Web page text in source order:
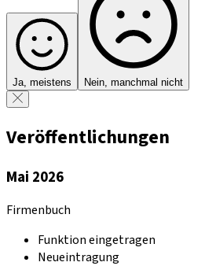
Ja, meistens Nein, manchmal nicht
Veröffentlichungen
Mai 2026
Firmenbuch
Funktion eingetragen
Neueintragung